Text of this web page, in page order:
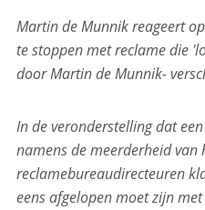
Martin de Munnik reageert
te stoppen met reclame die
door Martin de Munnik-
In de veronderstelling dat
namens de meerderheid van
reclamebureaudirecteuren
eens afgelopen moet zijn